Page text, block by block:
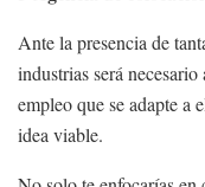
Ante la presencia de
industrias será
empleo que se adapte a
idea viable.